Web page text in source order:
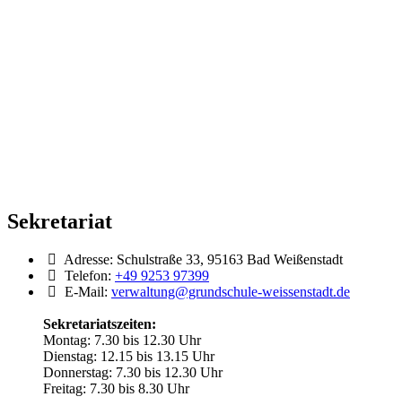
Sekretariat
Adresse: Schulstraße 33, 95163 Bad Weißenstadt
Telefon: +49 9253 97399
E-Mail: verwaltung@grundschule-weissenstadt.de
Sekretariatszeiten:
Montag: 7.30 bis 12.30 Uhr
Dienstag: 12.15 bis 13.15 Uhr
Donnerstag: 7.30 bis 12.30 Uhr
Freitag: 7.30 bis 8.30 Uhr